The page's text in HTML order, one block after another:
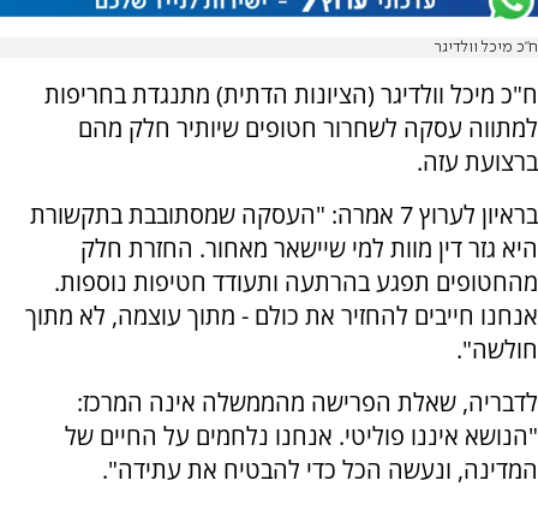
ח"כ מיכל וולדיגר
ח"כ מיכל וולדיגר (הציונות הדתית) מתנגדת בחריפות
למתווה עסקה לשחרור חטופים שיותיר חלק מהם
ברצועת עזה.
בראיון לערוץ 7 אמרה: "העסקה שמסתובבת בתקשורת
היא גזר דין מוות למי שיישאר מאחור. החזרת חלק
מהחטופים תפגע בהרתעה ותעודד חטיפות נוספות.
אנחנו חייבים להחזיר את כולם - מתוך עוצמה, לא מתוך
חולשה".
לדבריה, שאלת הפרישה מהממשלה אינה המרכז:
"הנושא איננו פוליטי. אנחנו נלחמים על החיים של
המדינה, ונעשה הכל כדי להבטיח את עתידה".